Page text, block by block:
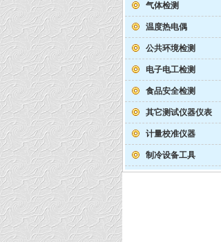
气体检测
温度热电偶
公共环境检测
电子电工检测
食品安全检测
其它测试仪器仪表
计量校准仪器
制冷设备工具